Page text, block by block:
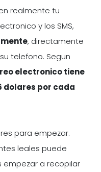
realmente tu
y los SMS,
, directamente
telefono. Segun
electronico tiene
dolares por cada
para empezar.
leales puede
empezar a recopilar